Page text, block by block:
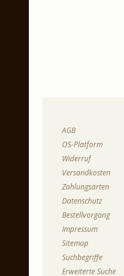
AGB
OS-Platform
Widerruf
Versandkosten
Zahlungsarten
Datenschutz
Bestellvorgang
Impressum
Sitemap
Suchbegriffe
Erweiterte Suche